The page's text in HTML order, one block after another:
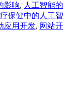
影响, 人工智能的
保健中的人工智
应用开发, 网站开